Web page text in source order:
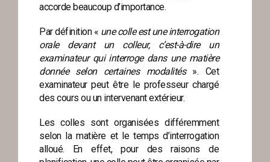
accorde beaucoup d’importance.
Par définition « une colle est une interrogation
orale devant un colleur, c’est-à-dire un
examinateur qui interroge dans une matière
donnée selon certaines modalités». Cet
examinateur peut être le professeur chargé
des cours ou un intervenant extérieur.
Les colles sont organisées différemment
selon la matière et le temps d’interrogation
alloué. En effet, pour des raisons de